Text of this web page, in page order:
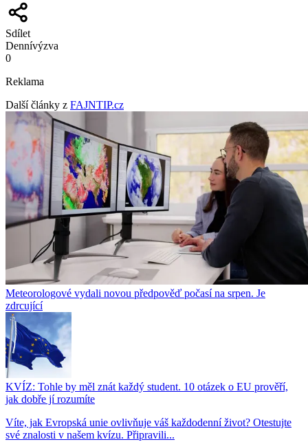
Sdílet
Dennívýzva
0
Reklama
Další články z FAJNTIP.cz
Meteorologové vydali novou předpověď počasí na srpen. Je
zdrcující
KVÍZ: Tohle by měl znát každý student. 10 otázek o EU prověří,
jak dobře jí rozumíte
Víte, jak Evropská unie ovlivňuje váš každodenní život? Otestujte
své znalosti v našem kvízu. Připravili...